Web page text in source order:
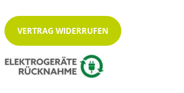
VERTRAG WIDERRUFEN